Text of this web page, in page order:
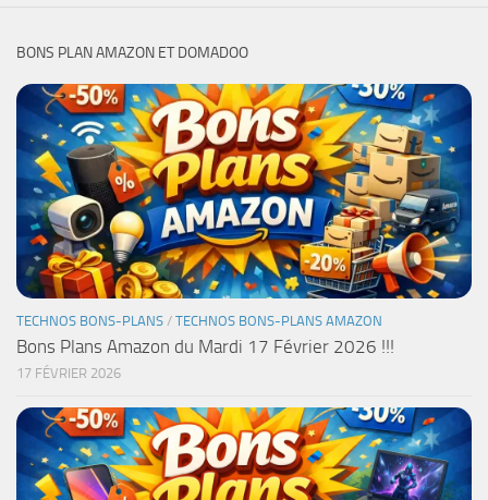
BONS PLAN AMAZON ET DOMADOO
TECHNOS BONS-PLANS / TECHNOS BONS-PLANS AMAZON
Bons Plans Amazon du Mardi 17 Février 2026 !!!
17 FÉVRIER 2026